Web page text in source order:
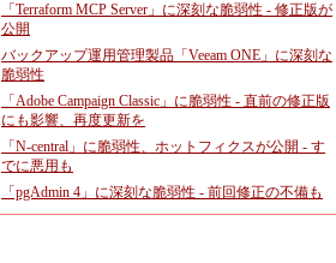
「Terraform MCP Server」に深刻な脆弱性 - 修正版が
公開
バックアップ運用管理製品「Veeam ONE」に深刻な
脆弱性
「Adobe Campaign Classic」に脆弱性 - 直前の修正版
にも影響、再度更新を
「N-central」に脆弱性、ホットフィクスが公開 - す
でに悪用も
「pgAdmin 4」に深刻な脆弱性 - 前回修正の不備も